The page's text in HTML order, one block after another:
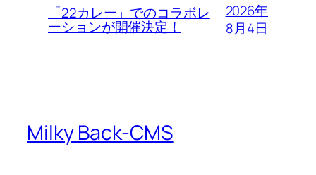
「22カレー」でのコラボレ
ーションが開催決定！
2026年
8月4日
Milky Back-CMS